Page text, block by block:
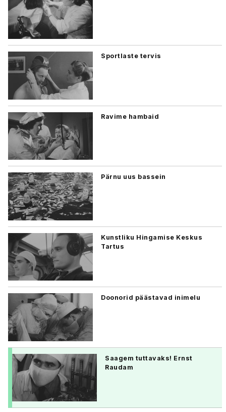
Sportlaste tervis
Ravime hambaid
Pärnu uus bassein
Kunstliku Hingamise Keskus
Tartus
Doonorid päästavad inimelu
Saagem tuttavaks! Ernst
Raudam